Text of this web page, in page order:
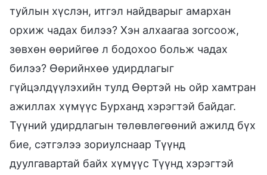
туйлын хүслэн, итгэл найдварыг амархан
орхиж чадах билээ? Хэн алхаагаа зогсоож,
зөвхөн өөрийгөө л бодохоо больж чадах
билээ? Өөрийнхөө удирдлагыг
гүйцэлдүүлэхийн тулд Өөртэй нь ойр хамтран
ажиллах хүмүүс Бурханд хэрэгтэй байдаг.
Түүний удирдлагын төлөвлөгөөний ажилд бүх
бие, сэтгэлээ зориулснаар Түүнд
дуулгавартай байх хүмүүс Түүнд хэрэгтэй